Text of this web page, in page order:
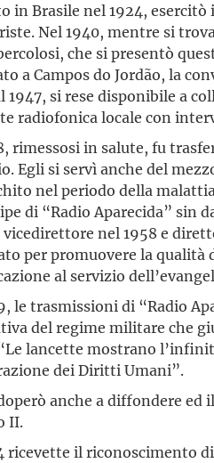
in Brasile nel 1924,
Nel 1940, mentre si
che si presentò
a Campos do Jordão, la
1947, si rese disponibile a
radiofonica locale con
rimessosi in salute, fu
Egli si servì anche del
nel periodo della
di “Radio Aparecida” sin
nel 1958 e
per promuovere la qualità
al servizio
le trasmissioni di “Radio
del regime militare che
lancette mostrano
dei Diritti Umani”.
anche a diffondere
II.
ricevette il riconoscimento